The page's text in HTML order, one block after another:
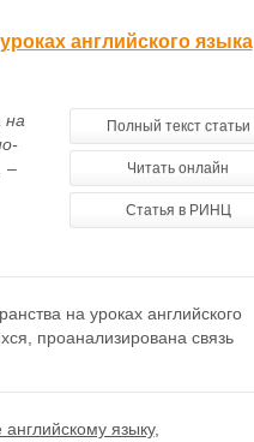
английского языка
на
–
Полный текст статьи
Читать онлайн
Статья в РИНЦ
на уроках английского
проанализирована связь
английскому языку,